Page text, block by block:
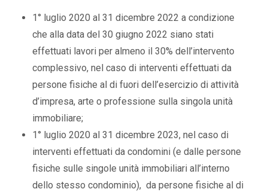
1° luglio 2020 al 31 dicembre 2022 a condizione
che alla data del 30 giugno 2022 siano stati
effettuati lavori per almeno il 30% dell’intervento
complessivo, nel caso di interventi effettuati da
persone fisiche al di fuori dell’esercizio di attività
d’impresa, arte o professione sulla singola unità
immobiliare;
1° luglio 2020 al 31 dicembre 2023, nel caso di
interventi effettuati da condomini (e dalle persone
fisiche sulle singole unità immobiliari all’interno
dello stesso condominio), da persone fisiche al di